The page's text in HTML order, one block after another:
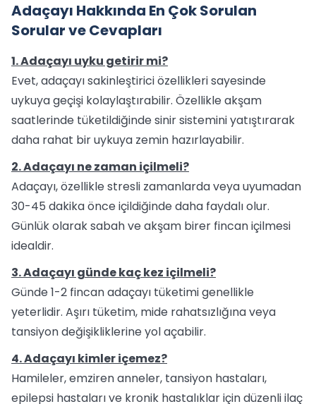
Adaçayı Hakkında En Çok Sorulan
Sorular ve Cevapları
1. Adaçayı uyku getirir mi?
Evet, adaçayı sakinleştirici özellikleri sayesinde
uykuya geçişi kolaylaştırabilir. Özellikle akşam
saatlerinde tüketildiğinde sinir sistemini yatıştırarak
daha rahat bir uykuya zemin hazırlayabilir.
2. Adaçayı ne zaman içilmeli?
Adaçayı, özellikle stresli zamanlarda veya uyumadan
30-45 dakika önce içildiğinde daha faydalı olur.
Günlük olarak sabah ve akşam birer fincan içilmesi
idealdir.
3. Adaçayı günde kaç kez içilmeli?
Günde 1-2 fincan adaçayı tüketimi genellikle
yeterlidir. Aşırı tüketim, mide rahatsızlığına veya
tansiyon değişikliklerine yol açabilir.
4. Adaçayı kimler içemez?
Hamileler, emziren anneler, tansiyon hastaları,
epilepsi hastaları ve kronik hastalıklar için düzenli ilaç